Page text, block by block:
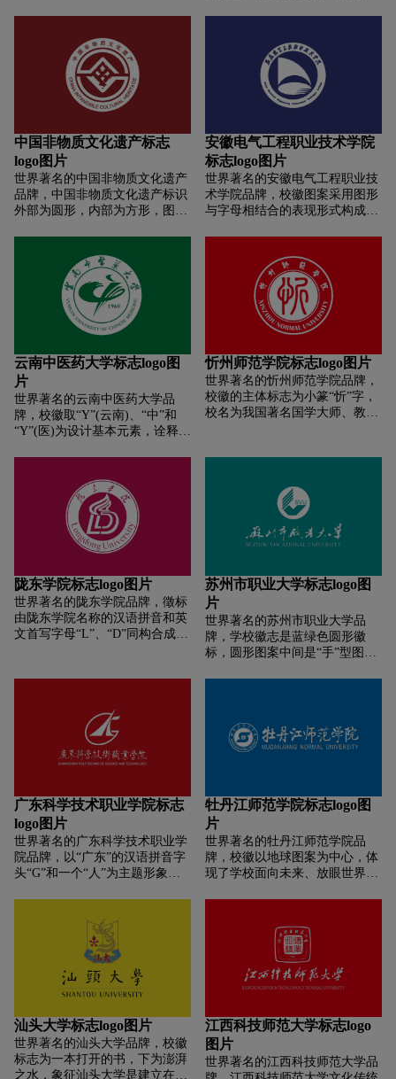
体现博大与科学，理智与永恒的
蓝色，体现了科学性与时代感。
份的“1958”组成的图案。
古代藏经阁体现出学校文化和浓
厚，下方是一组中草药叶子体现
出校园传统中医文化;圆内中上方
为汉字“甘肃中医药大学”字样，
学;下方为英文“甘肃中医药大学”
字样，表明甘肃中医药大学是一
所向国际开放的大学;颜色上蓝色
代表的医疗，土黄色代表中药，
两者相结合即传统又不失现代
感。
中国非物质文化遗产标志
logo图片
世界著名的中国非物质文化遗产
品牌，中国非物质文化遗产标识
外部为圆形，内部为方形，图形
象的手，上下围合。中国非物质
文化遗产标识外部的圆形象征着
循环往复，永不消失;内部的方形
与外部圆形对应，象征天圆地
方，表达了非物质文化遗产存在
空间的广阔性;图形中心造型的鱼
纹,“纹”通“文”,“文”隐喻非物质文
化遗产，而鱼生于水，寓意中国
非物质文化遗产源远流长，世代
相传;鱼纹外的手上下围合，寓意
着同心协力，共同继承和保护非
物质文化遗产，守护中国的精神
映了非物质文化遗产的生存现
状，另一方面彰显了中国政府和
人民保护祖国非物质文化遗产的
强烈责任心和使命感，表现出中
华民族团结、奋进、向前的时代
安徽电气工程职业技术学院
标志logo图片
世界著名的安徽电气工程职业技
术学院品牌，校徽图案采用图形
与字母相结合的表现形式构成。
平面构成，抽象传递出具有“电
力电气工程”蓬勃发展的行业视
觉信息;跨越蓝色椭圆跃起的绿色
变形“人字”，似风帆，充满活
力，催人奋进，传递出具有培养
高素质技术应用型人才的“高等
职业技术教育”的专业背景。绿
色变形“人字”突出学院“以人为
本”的办学理念，成才先成人，
着力培养学生良好的道德品质和
职业素养，使学生在校期间学有
“A”是学院英文名称首字，首就
是第一的意思，蕴含学院办学目
标:要把学院办成省内最好的高职
院校，特色鲜明的高职院校。安
为:Anhui Electrical Engineering
Professional Technique College。
云南中医药大学标志logo图
片
世界著名的云南中医药大学品
牌，校徽取“Y”(云南)、“中”和
“Y”(医)为设计基本元素，诠释
型，象征传承和弘扬中华民族博
大精深的中医药文化，又体现学
院教书育人、培养人才的神圣使
命和优良传统。校徽图形似一只
奋飞的孔雀造型，代表“云南”特
取、积极开创美好未来的气势，
也象征着学子放飞理想的翅膀、
探索真知、立志成才、奉献社会
的进取精神。
忻州师范学院标志logo图片
世界著名的忻州师范学院品牌，
校徽的主体标志为小篆“忻”字，
校名为我国著名国学大师、教育
K：4。 忻州，简称“忻”，别称
意，又通“欣”。《说文解字》
（忻）：“闓（开）也。从心，
斤声。《司马法》曰：‘善者，
忻民之善，闭民之恶。’”即，有
陇东学院标志logo图片
世界著名的陇东学院品牌，徵标
由陇东学院名称的汉语拼音和英
文首写字母“L”、“D”同构合成，
荧荧红烛，寓意传道解惑、巍巍
火炬造型寓意老区精神薪火相
传，火焰也象征着学校腾飞和引
苏州市职业大学标志logo图
片
世界著名的苏州市职业大学品
牌，学校徽志是蓝绿色圆形徽
标，圆形图案中间是“手”型图
广东科学技术职业学院标志
logo图片
世界著名的广东科学技术职业学
院品牌，以“广东”的汉语拼音字
头“G”和一个“人”为主题形象，
的“广科人”，象征广东科学技术
职业学院在人才培养过程中坚持
以人为本，注重人格、人品、人
性的塑造和锤炼，使学生成长为
有理想、有才干、能勇敢地融入
生活、迎接挑战的有用之才，在
生命历程中写出完美的“人”字的
人。
牡丹江师范学院标志logo图
片
世界著名的牡丹江师范学院品
牌，校徽以地球图案为中心，体
现了学校面向未来、放眼世界的
下方由跑道变形为渐高的领奖
台，象征着牡师院人在不同阶段
取得的辉煌成就。
汕头大学标志logo图片
世界著名的汕头大学品牌，校徽
标志为一本打开的书，下为澎湃
之水，象征汕头大学是建立在海
江西科技师范大学标志logo
图片
世界著名的江西科技师范大学品